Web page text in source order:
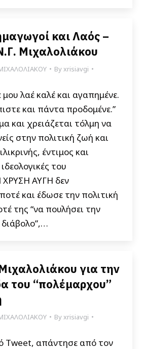
και Λαός –
Μιχαλολιάκου
Byxrisiavgi
λαέ καλέ και αγαπημένε.
και πάντα προδομένε.”
και χρειάζεται τόλμη να
στην πολιτική ζωή και
έντιμος και
του
ΧΡΥΣΗ ΑΥΓΗ δεν
και έδωσε την πολιτική
της “να πουλήσει την
για την
του “πολέμαρχου”
Byxrisiavgi
Tweet, απάντησε από τον